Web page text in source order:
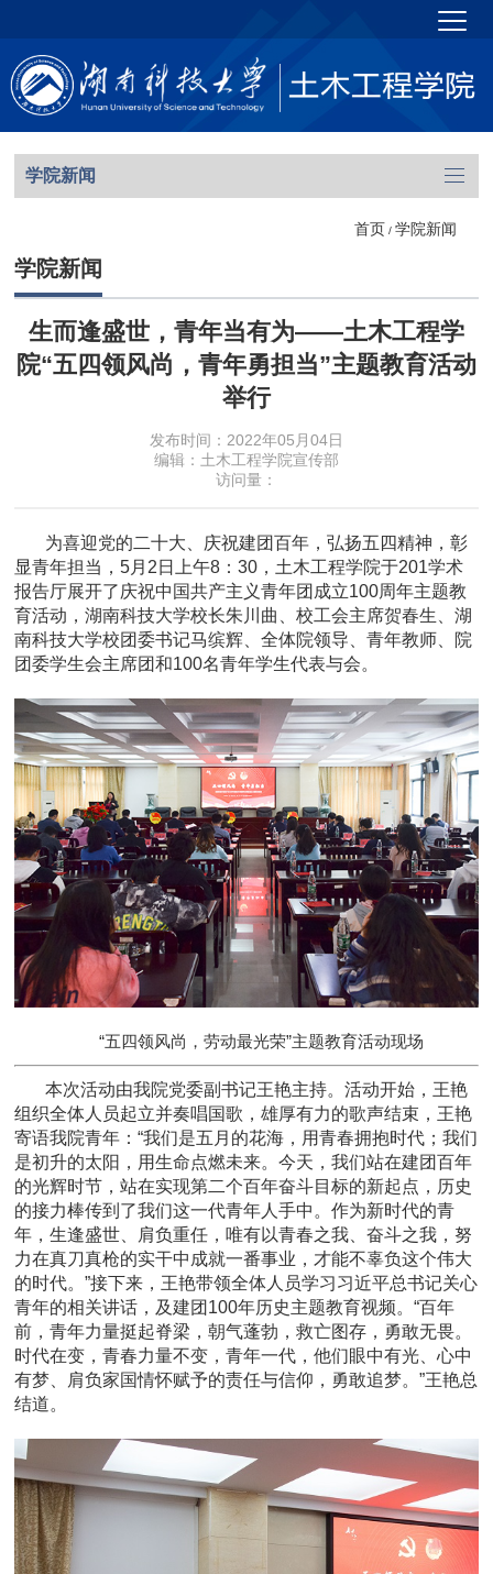
学院新闻
首页 / 学院新闻
学院新闻
生而逢盛世，青年当有为——土木工程学
院“五四领风尚，青年勇担当”主题教育活动
举行
发布时间：2022年05月04日
编辑：土木工程学院宣传部
访问量：
为喜迎党的二十大、庆祝建团百年，弘扬五四精神，彰
显青年担当，5月2日上午8：30，土木工程学院于201学术
报告厅展开了庆祝中国共产主义青年团成立100周年主题教
育活动，湖南科技大学校长朱川曲、校工会主席贺春生、湖
南科技大学校团委书记马缤辉、全体院领导、青年教师、院
团委学生会主席团和100名青年学生代表与会。
“五四领风尚，劳动最光荣”主题教育活动现场
本次活动由我院党委副书记王艳主持。活动开始，王艳
组织全体人员起立并奏唱国歌，雄厚有力的歌声结束，王艳
寄语我院青年：“我们是五月的花海，用青春拥抱时代；我们
是初升的太阳，用生命点燃未来。今天，我们站在建团百年
的光辉时节，站在实现第二个百年奋斗目标的新起点，历史
的接力棒传到了我们这一代青年人手中。作为新时代的青
年，生逢盛世、肩负重任，唯有以青春之我、奋斗之我，努
力在真刀真枪的实干中成就一番事业，才能不辜负这个伟大
的时代。”接下来，王艳带领全体人员学习习近平总书记关心
青年的相关讲话，及建团100年历史主题教育视频。“百年
前，青年力量挺起脊梁，朝气蓬勃，救亡图存，勇敢无畏。
时代在变，青春力量不变，青年一代，他们眼中有光、心中
有梦、 肩负家国情怀赋予的责任与信仰，勇敢追梦。”王艳总
结道。